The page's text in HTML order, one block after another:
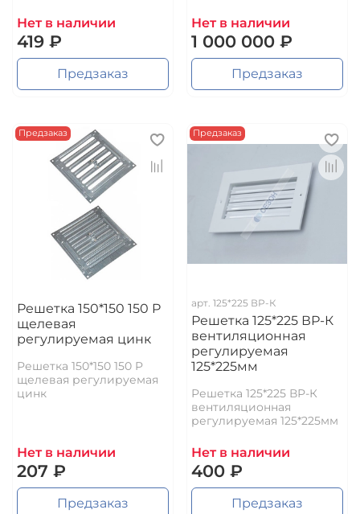
Нет в наличии
419 ₽
Предзаказ
Нет в наличии
1 000 000 ₽
Предзаказ
Предзаказ
Решетка 150*150 150 P
щелевая
регулируемая цинк
Решетка 150*150 150 P
щелевая регулируемая
цинк
Нет в наличии
207 ₽
Предзаказ
Предзаказ
арт. 125*225 ВР-К
Решетка 125*225 ВР-К
вентиляционная
регулируемая
125*225мм
Решетка 125*225 ВР-К
вентиляционная
регулируемая 125*225мм
Нет в наличии
400 ₽
Предзаказ